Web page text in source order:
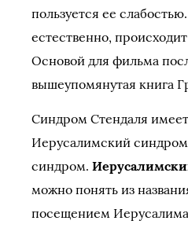
пользуется ее
естественно,
Основой для фильма
вышеупомянутая книга
Синдром Стендаля
Иерусалимский
синдром.
можно понять из
посещением